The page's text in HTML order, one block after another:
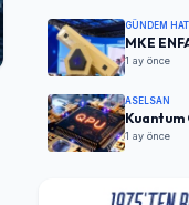
GÜNDEM
MKE
1 ay önce
ASELSAN
Kuantum
1 ay önce